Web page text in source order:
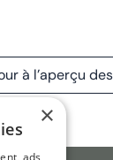
à l’aperçu
×
ads